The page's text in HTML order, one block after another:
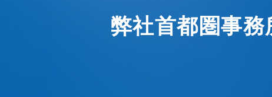
弊社首都圏事